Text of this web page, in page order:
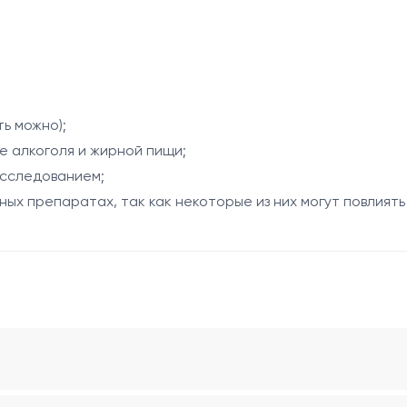
печени и поджелудочной железы, а также для
цирроз;
действием.
ее синтетическую функцию, проходимость
можно);
алкоголя и жирной пищи;
препаратах, так как некоторые из них могут